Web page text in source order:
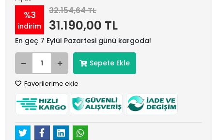
%3
indirim
32.154,64 TL
31.190,00 TL
En geç 7 Eylül Pazartesi günü kargoda!
Sepete Ekle
Favorilerime ekle